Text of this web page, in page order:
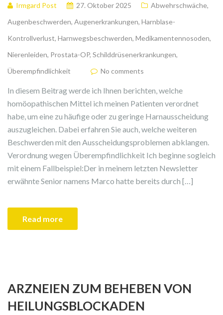
Irmgard Post 27. Oktober 2025 Abwehrschwäche,
Augenbeschwerden, Augenerkrankungen, Harnblase-
Kontrollverlust, Harnwegsbeschwerden, Medikamentennosoden,
Nierenleiden, Prostata-OP, Schilddrüsenerkrankungen,
Überempfindlichkeit
No comments
In diesem Beitrag werde ich Ihnen berichten, welche
homöopathischen Mittel ich meinen Patienten verordnet
habe, um eine zu häufige oder zu geringe Harnausscheidung
auszugleichen. Dabei erfahren Sie auch, welche weiteren
Beschwerden mit den Ausscheidungsproblemen abklangen.
Verordnung wegen Überempfindlichkeit Ich beginne sogleich
mit einem Fallbeispiel:Der in meinem letzten Newsletter
erwähnte Senior namens Marco hatte bereits durch […]
Read more
ARZNEIEN ZUM BEHEBEN VON
HEILUNGSBLOCKADEN